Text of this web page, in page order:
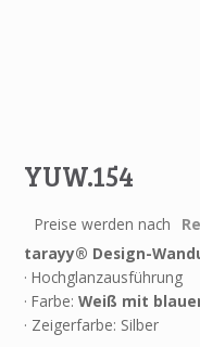
YUW.154
Preise werden nach
tarayy® Design-
· Hochglanzausführung
· Farbe:Weiß mit
· Zeigerfarbe: Silber